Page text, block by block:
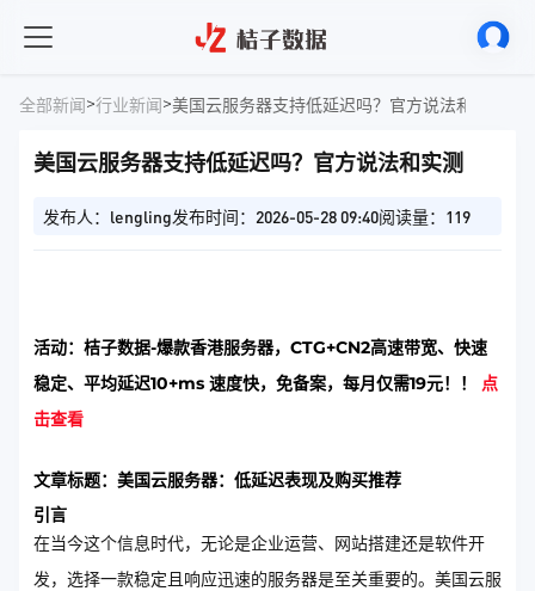
全部新闻>行业新闻>美国云服务器支持低延迟吗？官方说法和实测
美国云服务器支持低延迟吗？官方说法和实测
发布人：lengling发布时间：2026-05-28 09:40阅读量：119
活动：桔子数据-爆款香港服务器，CTG+CN2高速带宽、快速
稳定、平均延迟10+ms 速度快，免备案，每月仅需19元！！ 点
击查看
文章标题：美国云服务器：低延迟表现及购买推荐
引言
在当今这个信息时代，无论是企业运营、网站搭建还是软件开
发，选择一款稳定且响应迅速的服务器是至关重要的。美国云服